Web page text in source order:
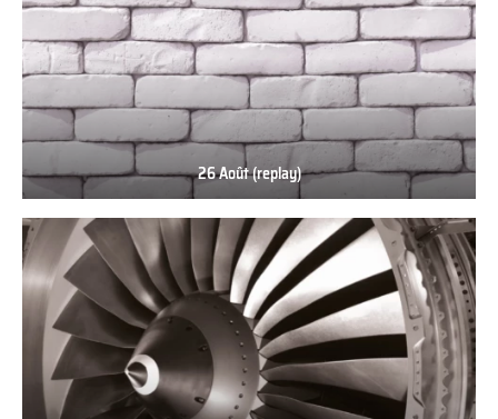
Août
(replay)
26 Août (replay)